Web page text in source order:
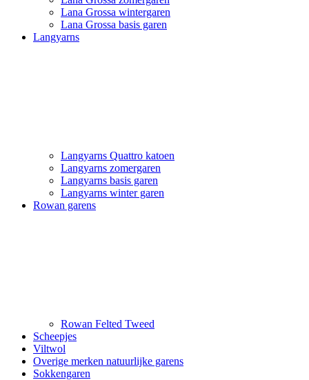
Lana Grossa wintergaren
Lana Grossa basis garen
Langyarns
Langyarns Quattro katoen
Langyarns zomergaren
Langyarns basis garen
Langyarns winter garen
Rowan garens
Rowan Felted Tweed
Scheepjes
Viltwol
Overige merken natuurlijke garens
Sokkengaren